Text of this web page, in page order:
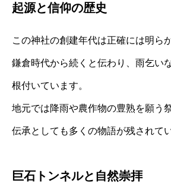
起源と信仰の歴史
この神社の創建年代は正確には明ら
鎌倉時代から続くと伝わり、雨乞い
根付いています。
地元では降雨や農作物の豊熟を願う
伝承としても多くの物語が残されて
巨石トンネルと自然崇拝